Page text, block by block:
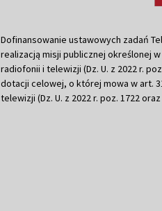
Dofinansowanie ustawowych zadań
realizacją misji publicznej określonej
radiofonii i telewizji (Dz. U. z 2022 r.
dotacji celowej, o której mowa w art.
telewizji (Dz. U. z 2022 r. poz. 1722